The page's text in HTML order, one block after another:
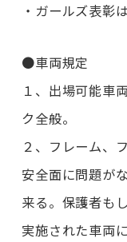
・ガールズ表彰
●車両規定
１、出場可能車
ク全般。
２、フレーム、
安全面に問題が
来る。保護者も
実施された車両